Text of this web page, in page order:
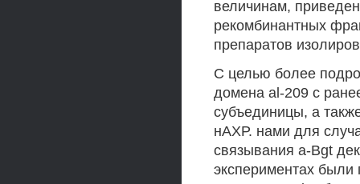
величинам,
рекомбинантных
препаратов
С целью более
домена al-209 с
субъединицы, а
нАХР. нами для
связывания a-Bgt
экспериментах